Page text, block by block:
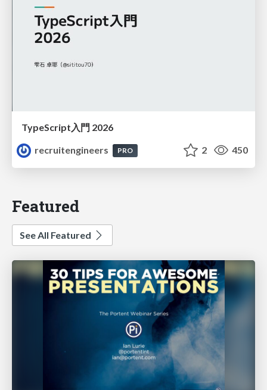
TypeScript入門 2026
recruitengineers
PRO 2 450
Featured
See All Featured